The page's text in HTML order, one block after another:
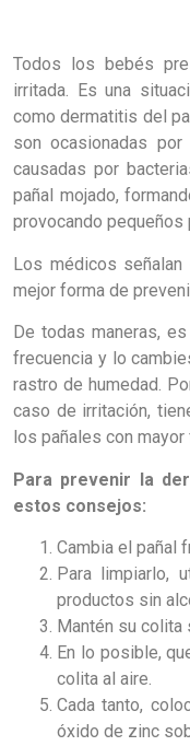
Todos los bebés
irritada. Es una
como dermatitis del
son ocasionadas
causadas por
pañal mojado,
provocando pequeños
Los médicos
mejor forma de
De todas maneras,
frecuencia y lo
rastro de humedad.
caso de irritación,
los pañales con mayor
Para prevenir la
estos consejos:
Cambia el pañal
Para limpiarlo,
productos sin
Mantén su colita
En lo posible,
colita al aire.
Cada tanto,
óxido de zinc